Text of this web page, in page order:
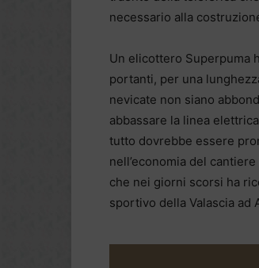
necessario alla
Un elicottero Superpuma
portanti, per una
nevicate non siano
abbassare la linea
tutto dovrebbe essere
nell’economia del
che nei giorni scorsi ha
sportivo della Valascia ad